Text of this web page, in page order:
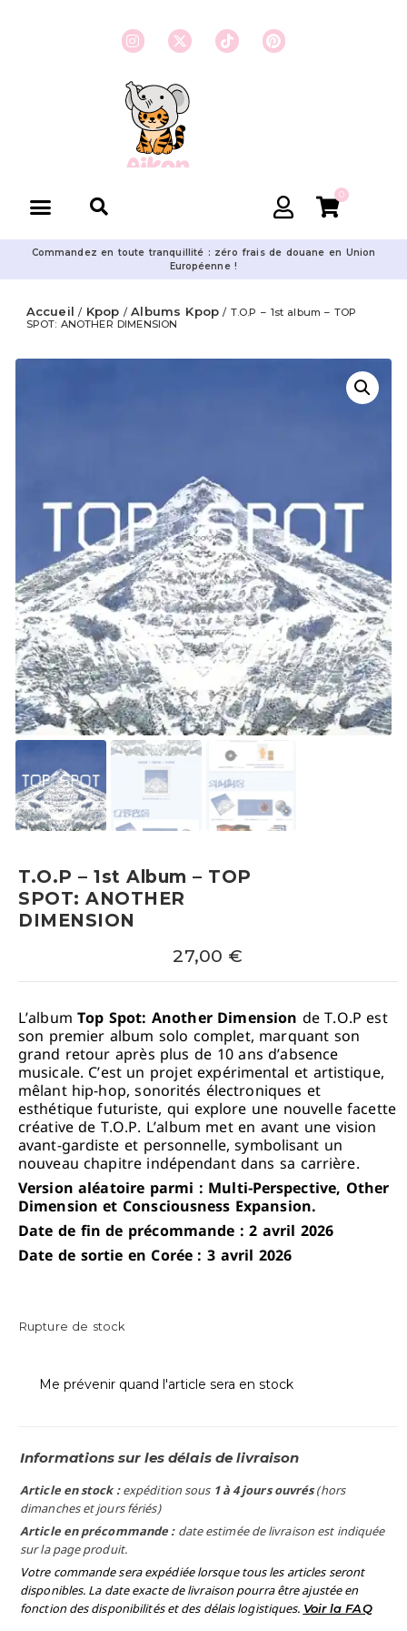
0
Commandez en toute tranquillité : zéro frais de douane en Union
Européenne !
Accueil / Kpop /Albums Kpop/ T.O.P – 1st album – TOP
SPOT: ANOTHER DIMENSION
T.O.P – 1st Album – TOP
SPOT: ANOTHER
DIMENSION
27,00 €
L’albumTop Spot: Another Dimension deT.O.P est
son premier album solo complet, marquant son
grand retour après plus de 10 ans d’absence
musicale. C’est un projet expérimental et artistique,
mêlant hip-hop, sonorités électroniques et
esthétique futuriste, qui explore une nouvelle facette
créative de T.O.P. L’album met en avant une vision
avant-gardiste et personnelle, symbolisant un
nouveau chapitre indépendant dans sa carrière.
Version aléatoire parmi : Multi-Perspective, Other
Dimension et Consciousness Expansion.
Date de fin de précommande : 2 avril 2026
Date de sortie en Corée : 3 avril 2026
Rupture de stock
Me prévenir quand l'article sera en stock
Informations sur les délais de livraison
Article en stock :expédition sous 1 à 4 jours ouvrés(hors
dimanches et jours fériés)
Article en précommande : date estimée de livraison est indiquée
sur la page produit.
Votre commande sera expédiée lorsque tous les articles seront
disponibles. La date exacte de livraison pourra être ajustée en
fonction des disponibilités et des délais logistiques. Voir la FAQ